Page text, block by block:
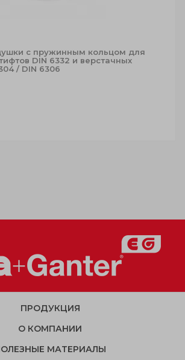
с пружинным кольцом для
DIN 6332 и верстачных
/ DIN 6306
ПРОДУКЦИЯ
О КОМПАНИИ
МАТЕРИАЛЫ